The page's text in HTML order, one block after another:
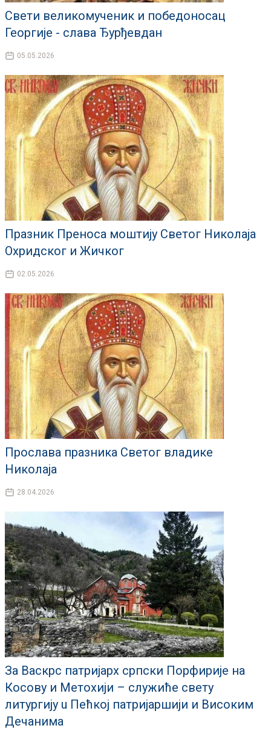
Свети великомученик и победоносац
Георгије - слава Ђурђевдан
05.05.2026
Празник Преноса моштију Светог Николаја
Охридског и Жичког
02.05.2026
Прослава празника Светог владике
Николаја
28.04.2026
За Васкрс патријарх српски Порфирије на
Косову и Метохији – служиће свету
литургиjу u Пећкој патријаршији и Висoким
Дечанима